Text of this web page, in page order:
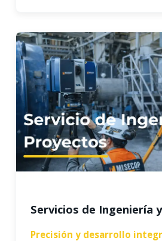
Servicios de Ingeniería
Precisión y desarrollo